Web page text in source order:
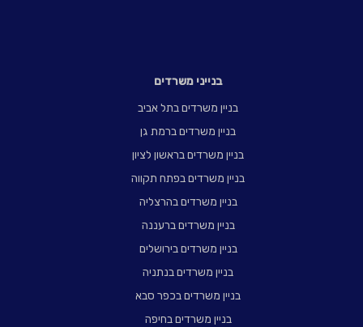
בנייני משרדים
בניין משרדים בתל אביב
בניין משרדים ברמת גן
בניין משרדים בראשון לציון
בניין משרדים בפתח תקווה
בניין משרדים בהרצליה
בניין משרדים ברעננה
בניין משרדים בירושלים
בניין משרדים בנתניה
בניין משרדים בכפר סבא
בניין משרדים בחיפה